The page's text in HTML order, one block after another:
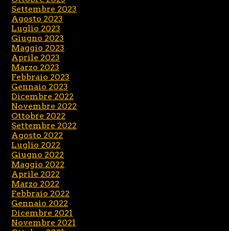
Settembre 2023
Agosto 2023
Luglio 2023
Giugno 2023
Maggio 2023
Aprile 2023
Marzo 2023
Febbraio 2023
Gennaio 2023
Dicembre 2022
Novembre 2022
Ottobre 2022
Settembre 2022
Agosto 2022
Luglio 2022
Giugno 2022
Maggio 2022
Aprile 2022
Marzo 2022
Febbraio 2022
Gennaio 2022
Dicembre 2021
Novembre 2021